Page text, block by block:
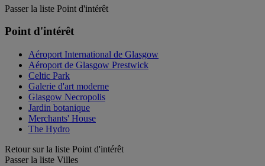
Passer la liste Point d'intérêt
Point d'intérêt
Aéroport International de Glasgow
Aéroport de Glasgow Prestwick
Celtic Park
Galerie d'art moderne
Glasgow Necropolis
Jardin botanique
Merchants' House
The Hydro
Retour sur la liste Point d'intérêt
Passer la liste Villes